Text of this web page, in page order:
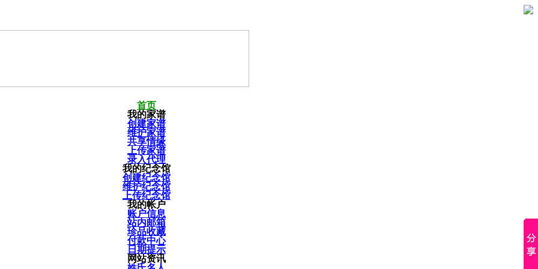
首页
我的家谱
创建家谱
维护家谱
共享情缘
上传家谱
录入代理
我的纪念馆
创建纪念馆
维护纪念馆
上传纪念馆
我的帐户
账户信息
站内邮箱
珍品收藏
付款中心
日期提示
网站资讯